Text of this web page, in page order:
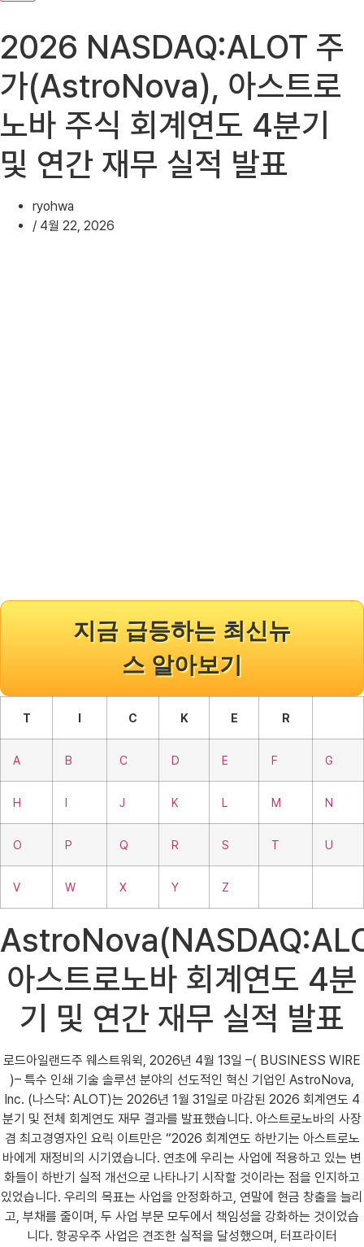
2026 NASDAQ:ALOT 주
가(AstroNova), 아스트로
노바 주식 회계연도 4분기
및 연간 재무 실적 발표
ryohwa
/ 4월 22, 2026
지금 급등하는 최신뉴
스 알아보기
T I C K E R
A B C D E F G
H I J K L M N
O P Q R S T U
V W X Y Z
아스트로노바 회계연도 4분
기 및 연간 재무 실적 발표
로드아일랜드주 웨스트워윅, 2026년 4월 13일 –( BUSINESS WIRE
)– 특수 인쇄 기술 솔루션 분야의 선도적인 혁신 기업인 AstroNova,
Inc. (나스닥: ALOT)는 2026년 1월 31일로 마감된 2026 회계연도 4
분기 및 전체 회계연도 재무 결과를 발표했습니다. 아스트로노바의 사장
겸 최고경영자인 요릭 이트만은 “2026 회계연도 하반기는 아스트로노
바에게 재정비의 시기였습니다. 연초에 우리는 사업에 적용하고 있는 변
화들이 하반기 실적 개선으로 나타나기 시작할 것이라는 점을 인지하고
있었습니다. 우리의 목표는 사업을 안정화하고, 연말에 현금 창출을 늘리
고, 부채를 줄이며, 두 사업 부문 모두에서 책임성을 강화하는 것이었습
니다. 항공우주 사업은 견조한 실적을 달성했으며, 터프라이터